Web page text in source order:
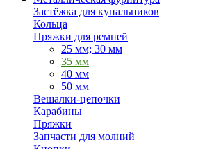
Застёжка для купальников
Кольца
Пряжки для ремней
25 мм; 30 мм
35 мм
40 мм
50 мм
Вешалки-цепочки
Карабины
Пряжки
Запчасти для молний